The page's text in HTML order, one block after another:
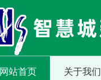
网站首页 关于我们